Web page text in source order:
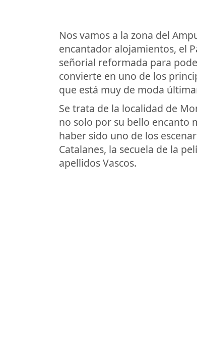
Nos vamos a la zona del
encantador alojamientos, el
señorial reformada para
convierte en uno de los
que está muy de moda
Se trata de la localidad de
no solo por su bello encanto
haber sido uno de los
Catalanes, la secuela de la
apellidos Vascos.